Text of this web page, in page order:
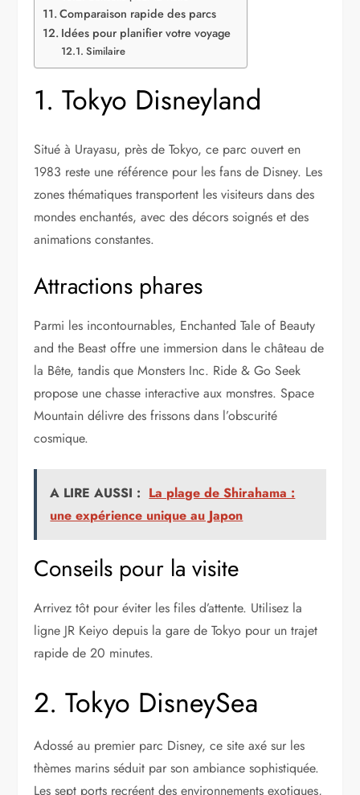
Comparaison rapide des parcs
Idées pour planifier votre voyage
Similaire
1. Tokyo Disneyland
Situé à Urayasu, près de Tokyo, ce parc ouvert en
1983 reste une référence pour les fans de Disney. Les
zones thématiques transportent les visiteurs dans des
mondes enchantés, avec des décors soignés et des
animations constantes.
Attractions phares
Parmi les incontournables, Enchanted Tale of Beauty
and the Beast offre une immersion dans le château de
la Bête, tandis que Monsters Inc. Ride & Go Seek
propose une chasse interactive aux monstres. Space
Mountain délivre des frissons dans l’obscurité
cosmique.
A LIRE AUSSI : La plage de Shirahama :
une expérience unique au Japon
Conseils pour la visite
Arrivez tôt pour éviter les files d’attente. Utilisez la
ligne JR Keiyo depuis la gare de Tokyo pour un trajet
rapide de 20 minutes.
2. Tokyo DisneySea
Adossé au premier parc Disney, ce site axé sur les
thèmes marins séduit par son ambiance sophistiquée.
Les sept ports recréent des environnements exotiques,